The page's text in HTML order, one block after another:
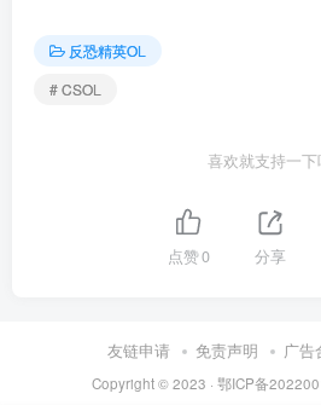
反恐精英OL
# CSOL
喜欢就支持一下
点赞0 分享
友链申请 免责声明 广告
Copyright © 2023 · 鄂ICP备